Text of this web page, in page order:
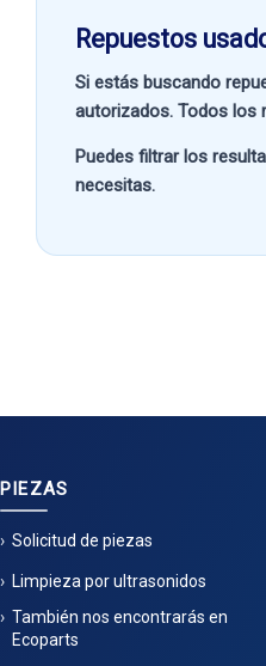
Repuestos
Si estás buscando
autorizados. Todos los
Puedes filtrar los
necesitas.
PIEZAS
Solicitud de piezas
Limpieza por ultrasonidos
También nos encontrarás en
Ecoparts